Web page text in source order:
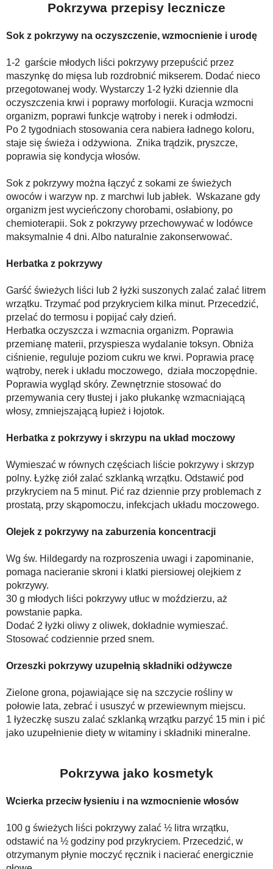
Pokrzywa przepisy lecznicze
Sok z pokrzywy na oczyszczenie, wzmocnienie i urodę
1-2 garście młodych liści pokrzywy przepuścić przez
maszynkę do mięsa lub rozdrobnić mikserem. Dodać nieco
przegotowanej wody. Wystarczy 1-2 łyżki dziennie dla
oczyszczenia krwi i poprawy morfologii. Kuracja wzmocni
organizm, poprawi funkcje wątroby i nerek i odmłodzi.
Po 2 tygodniach stosowania cera nabiera ładnego koloru,
staje się świeża i odżywiona. Znika trądzik, pryszcze,
poprawia się kondycja włosów.
Sok z pokrzywy można łączyć z sokami ze świeżych
owoców i warzyw np. z marchwi lub jabłek. Wskazane gdy
organizm jest wycieńczony chorobami, osłabiony, po
chemioterapii. Sok z pokrzywy przechowywać w lodówce
maksymalnie 4 dni. Albo naturalnie zakonserwować.
Herbatka z pokrzywy
Garść świeżych liści lub 2 łyżki suszonych zalać zalać litrem
wrzątku. Trzymać pod przykryciem kilka minut. Przecedzić,
przelać do termosu i popijać cały dzień.
Herbatka oczyszcza i wzmacnia organizm. Poprawia
przemianę materii, przyspiesza wydalanie toksyn. Obniża
ciśnienie, reguluje poziom cukru we krwi. Poprawia pracę
wątroby, nerek i układu moczowego, działa moczopędnie.
Poprawia wygląd skóry. Zewnętrznie stosować do
przemywania cery tłustej i jako płukankę wzmacniającą
włosy, zmniejszającą łupież i łojotok.
Herbatka z pokrzywy i skrzypu na układ moczowy
Wymieszać w równych częściach liście pokrzywy i skrzyp
polny. Łyżkę ziół zalać szklanką wrzątku. Odstawić pod
przykryciem na 5 minut. Pić raz dziennie przy problemach z
prostatą, przy skąpomoczu, infekcjach układu moczowego.
Olejek z pokrzywy na zaburzenia koncentracji
Wg św. Hildegardy na rozproszenia uwagi i zapominanie,
pomaga nacieranie skroni i klatki piersiowej olejkiem z
pokrzywy.
30 g młodych liści pokrzywy utłuc w moździerzu, aż
powstanie papka.
Dodać 2 łyżki oliwy z oliwek, dokładnie wymieszać.
Stosować codziennie przed snem.
Orzeszki pokrzywy uzupełnią składniki odżywcze
Zielone grona, pojawiające się na szczycie rośliny w
połowie lata, zebrać i ususzyć w przewiewnym miejscu.
1 łyżeczkę suszu zalać szklanką wrzątku parzyć 15 min i pić
jako uzupełnienie diety w witaminy i składniki mineralne.
Pokrzywa jako kosmetyk
Wcierka przeciw łysieniu i na wzmocnienie włosów
100 g świeżych liści pokrzywy zalać ½ litra wrzątku,
odstawić na ½ godziny pod przykryciem. Przecedzić, w
otrzymanym płynie moczyć ręcznik i nacierać energicznie